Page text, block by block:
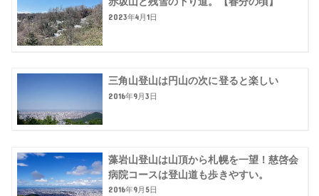
2023年4月1日
三角山登山は円山の次に登ると楽しい
2016年9月3日
藻岩山登山は山頂から札幌を一望！慈啓会
病院コースは登山道も歩きやすい。
2016年9月5日